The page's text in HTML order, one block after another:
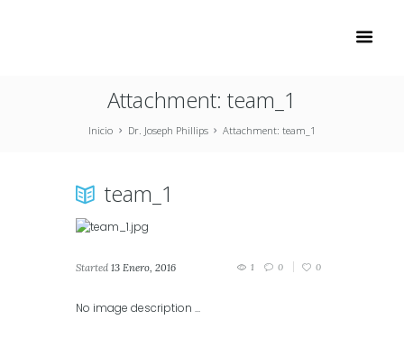
Attachment: team_1
Inicio Dr. Joseph Phillips Attachment: team_1
team_1
Started 13 Enero, 2016 1 0 0
No image description ...